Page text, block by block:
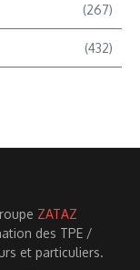
(267)
(432)
ZATAZ
des TPE /
et particuliers.